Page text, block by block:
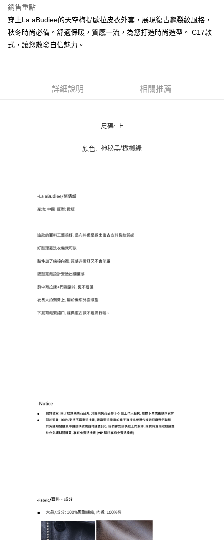
貨到付款
運送方式
付款後全家純取貨
每筆NT$100，滿NT$1,500(含以上)免運費
每筆NT$100，滿NT$1,000(含以上)免運費
銷售重點
穿上La aBudiee的天空梅提歐拉皮衣外套，展現復古龜裂紋風格，
秋冬時尚必備。舒適保暖，質感一流，為您打造時尚造型。 C17款
式，讓您散發自信魅力。
詳細說明 相關推薦
尺碼: F
颜色: 神秘黑/橄欖綠